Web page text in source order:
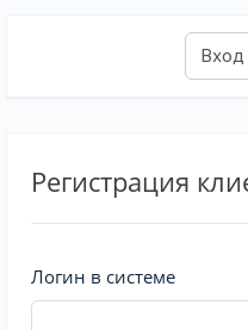
Регистрация
Логин в системе